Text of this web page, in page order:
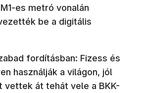
es metró vonalán
be a digitális
fordításban: Fizess és
használják a világon, jól
vettek át tehát vele a BKK-